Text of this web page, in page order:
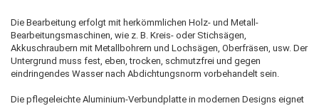
Die Bearbeitung erfolgt mit herkömmlichen Holz- und Metall-
Bearbeitungsmaschinen, wie z. B. Kreis- oder Stichsägen,
Akkuschraubern mit Metallbohrern und Lochsägen, Oberfräsen, usw. Der
Untergrund muss fest, eben, trocken, schmutzfrei und gegen
eindringendes Wasser nach Abdichtungsnorm vorbehandelt sein.
Die pflegeleichte Aluminium-Verbundplatte in modernen Designs eignet